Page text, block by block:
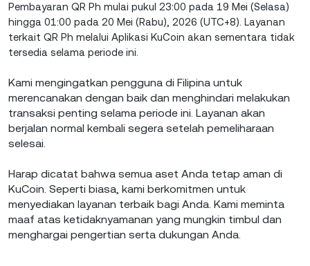
Pembayaran QR Ph mulai pukul 23:00 pada 19 Mei (Selasa)
hingga 01:00 pada 20 Mei (Rabu), 2026 (UTC+8). Layanan
terkait QR Ph melalui Aplikasi KuCoin akan sementara tidak
tersedia selama periode ini.
Kami mengingatkan pengguna di Filipina untuk
merencanakan dengan baik dan menghindari melakukan
transaksi penting selama periode ini. Layanan akan
berjalan normal kembali segera setelah pemeliharaan
selesai.
Harap dicatat bahwa semua aset Anda tetap aman di
KuCoin. Seperti biasa, kami berkomitmen untuk
menyediakan layanan terbaik bagi Anda. Kami meminta
maaf atas ketidaknyamanan yang mungkin timbul dan
menghargai pengertian serta dukungan Anda.